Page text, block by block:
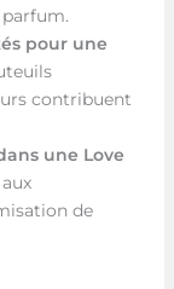
pour une
contribuent
une Love
de